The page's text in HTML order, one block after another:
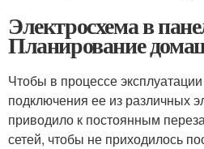
Электросхема в
Планирование
Чтобы в процессе
подключения ее из различных
приводило к постоянным
сетей, чтобы не приходилось